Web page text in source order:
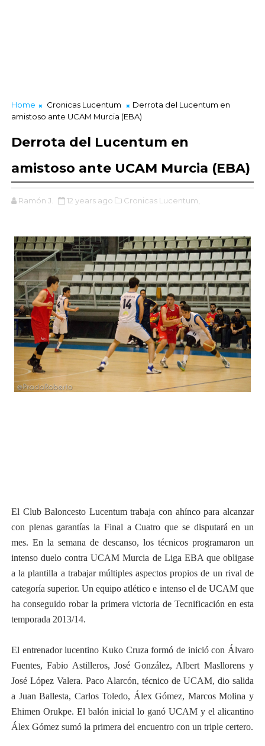
Home Cronicas Lucentum
Derrota del Lucentum en
amistoso ante UCAM Murcia (EBA)
Derrota del Lucentum en
amistoso ante UCAM Murcia (EBA)
Ramón J. 12 years ago Cronicas Lucentum,
El Club Baloncesto Lucentum trabaja con ahínco para alcanzar
con plenas garantías la Final a Cuatro que se disputará en un
mes. En la semana de descanso, los técnicos programaron un
intenso duelo contra UCAM Murcia de Liga EBA que obligase
a la plantilla a trabajar múltiples aspectos propios de un rival de
categoría superior. Un equipo atlético e intenso el de UCAM que
ha conseguido robar la primera victoria de Tecnificación en esta
temporada 2013/14.
El entrenador lucentino Kuko Cruza formó de inició con Álvaro
Fuentes, Fabio Astilleros, José González, Albert Masllorens y
José López Valera. Paco Alarcón, técnico de UCAM, dio salida
a Juan Ballesta, Carlos Toledo, Álex Gómez, Marcos Molina y
Ehimen Orukpe. El balón inicial lo ganó UCAM y el alicantino
Álex Gómez sumó la primera del encuentro con un triple certero.